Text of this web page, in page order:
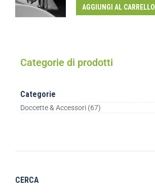
AGGIUNGI AL CARRELLO
Categorie di prodotti
Categorie
Doccette & Accessori (67)
CERCA